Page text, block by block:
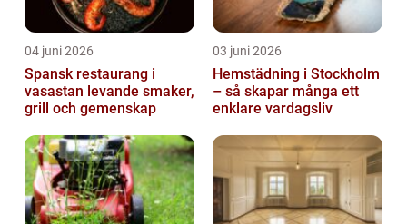
04 juni 2026
Spansk restaurang i
vasastan levande smaker,
grill och gemenskap
03 juni 2026
Hemstädning i Stockholm
– så skapar många ett
enklare vardagsliv